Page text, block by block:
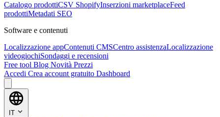
Catalogo prodottiCSV ShopifyInserzioni marketplaceFeed
prodottiMetadati SEO
Software e contenuti
Localizzazione appContenuti CMSCentro assistenzaLocalizzazione
videogiochiSondaggi e recensioni
Free tool Blog Novità Prezzi
Accedi Crea account gratuito Dashboard
IT